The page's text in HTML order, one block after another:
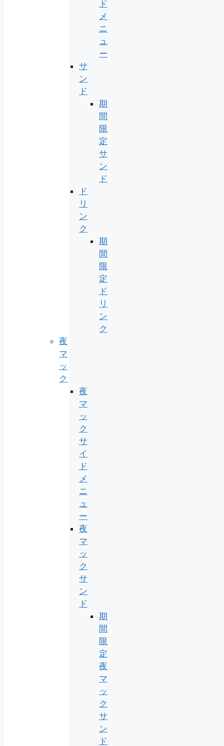
ド
メ
ニ
ュ
ー
サ
ン
ド
期
間
限
定
サ
ン
ド
ド
リ
ン
ク
期
間
限
定
ド
リ
ン
ク
夜
マ
ッ
ク
夜
マ
ッ
ク
サ
イ
ド
メ
ニ
ュ
ー
夜
マ
ッ
ク
サ
ン
ド
期
間
限
定
夜
マ
ッ
ク
サ
ン
ド